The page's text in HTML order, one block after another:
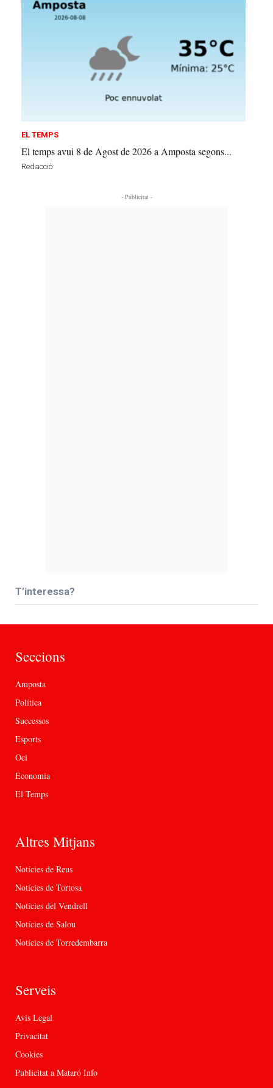
EL TEMPS
El temps avui 8 de Agost de 2026 a Amposta segons...
Redacció
- Publicitat -
T’interessa?
Seccions
Amposta
Política
Successos
Esports
Oci
Economia
El Temps
Altres Mitjans
Notícies de Reus
Notícies de Tortosa
Notícies del Vendrell
Notícies de Salou
Notícies de Torredembarra
Serveis
Avís Legal
Privacitat
Cookies
Publicitat a Mataró Info